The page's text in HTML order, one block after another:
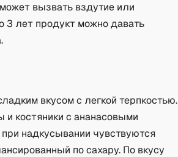
вызвать вздутие или
3 лет продукт можно давать
вкусом с легкой терпкостью.
костяники с ананасовыми
при надкусывании чувствуются
по сахару. По вкусу